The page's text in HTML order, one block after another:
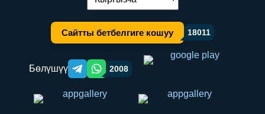
Тилди алмаштыруу:
Сайтты бетбелгиге кошуу 18011
Бөлүшүү Telegram orqali ulashish
WhatsApp orqali ulashish
2008